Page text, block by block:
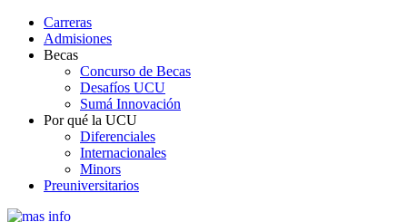
Carreras
Admisiones
Becas
Concurso de Becas
Desafíos UCU
Sumá Innovación
Por qué la UCU
Diferenciales
Internacionales
Minors
Preuniversitarios